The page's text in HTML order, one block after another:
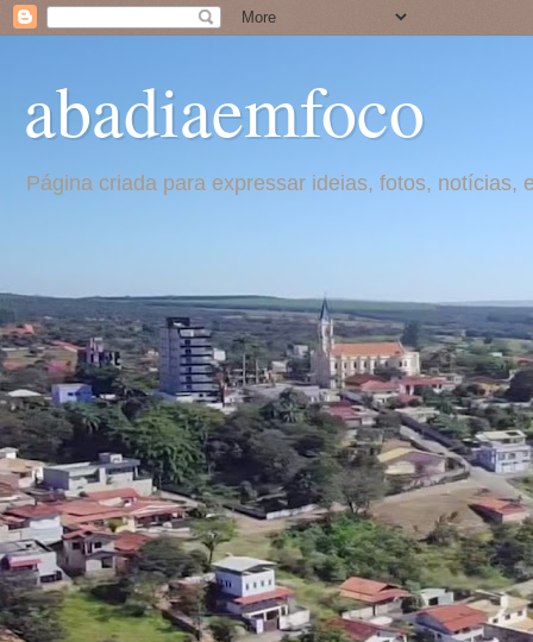
abadiaemfoco
Página criada para expressar ideias, fotos,